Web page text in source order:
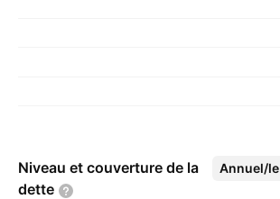
Niveau et couverture de la
dette
Annuel/le
Plus